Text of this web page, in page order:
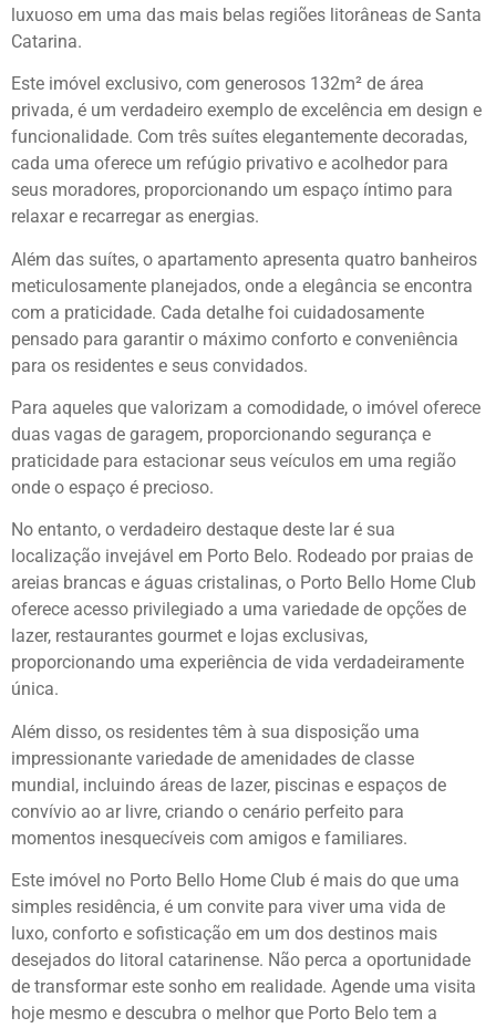
luxuoso em uma das mais belas regiões litorâneas de Santa
Catarina.
Este imóvel exclusivo, com generosos 132m² de área
privada, é um verdadeiro exemplo de excelência em design e
funcionalidade. Com três suítes elegantemente decoradas,
cada uma oferece um refúgio privativo e acolhedor para
seus moradores, proporcionando um espaço íntimo para
relaxar e recarregar as energias.
Além das suítes, o apartamento apresenta quatro banheiros
meticulosamente planejados, onde a elegância se encontra
com a praticidade. Cada detalhe foi cuidadosamente
pensado para garantir o máximo conforto e conveniência
para os residentes e seus convidados.
Para aqueles que valorizam a comodidade, o imóvel oferece
duas vagas de garagem, proporcionando segurança e
praticidade para estacionar seus veículos em uma região
onde o espaço é precioso.
No entanto, o verdadeiro destaque deste lar é sua
localização invejável em Porto Belo. Rodeado por praias de
areias brancas e águas cristalinas, o Porto Bello Home Club
oferece acesso privilegiado a uma variedade de opções de
lazer, restaurantes gourmet e lojas exclusivas,
proporcionando uma experiência de vida verdadeiramente
única.
Além disso, os residentes têm à sua disposição uma
impressionante variedade de amenidades de classe
mundial, incluindo áreas de lazer, piscinas e espaços de
convívio ao ar livre, criando o cenário perfeito para
momentos inesquecíveis com amigos e familiares.
Este imóvel no Porto Bello Home Club é mais do que uma
simples residência, é um convite para viver uma vida de
luxo, conforto e sofisticação em um dos destinos mais
desejados do litoral catarinense. Não perca a oportunidade
de transformar este sonho em realidade. Agende uma visita
hoje mesmo e descubra o melhor que Porto Belo tem a